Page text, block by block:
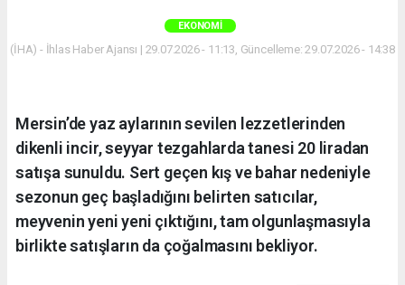
EKONOMI
(İHA) - İhlas Haber Ajansı | 29.07.2026 - 11:13, Güncelleme: 29.07.2026 - 14:38
Mersin’de yaz aylarının sevilen lezzetlerinden
dikenli incir, seyyar tezgahlarda tanesi 20 liradan
satışa sunuldu. Sert geçen kış ve bahar nedeniyle
sezonun geç başladığını belirten satıcılar,
meyvenin yeni yeni çıktığını, tam olgunlaşmasıyla
birlikte satışların da çoğalmasını bekliyor.